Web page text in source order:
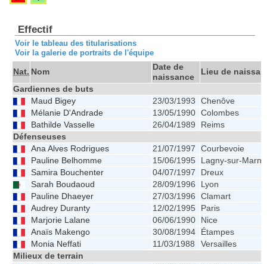
Effectif
Voir le tableau des titularisations
Voir la galerie de portraits de l'équipe
Nat. Nom
Date de
naissance
Lieu de
Gardiennes de buts
Maud Bigey
23/03/1993
Chenôve
Mélanie D'Andrade
13/05/1990 Colombes
Bathilde Vasselle
26/04/1989
Reims
Défenseuses
Ana Alves Rodrigues
21/07/1997
Courbevoie
Pauline Belhomme
15/06/1995
Lagny-sur-Marne
Samira Bouchenter
04/07/1997
Dreux
Sarah Boudaoud
28/09/1996
Lyon
Pauline Dhaeyer
27/03/1996
Clamart
Audrey Duranty
12/02/1995
Paris
Marjorie Lalane
06/06/1990
Nice
Anaïs Makengo
30/08/1994
Étampes
Monia Neffati
11/03/1988
Versailles
Milieux de terrain